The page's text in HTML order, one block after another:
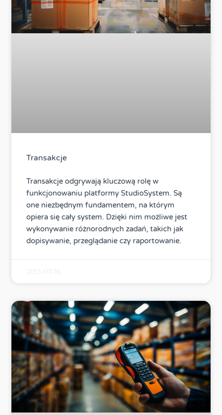
Transakcje
Transakcje odgrywają kluczową rolę w
funkcjonowaniu platformy StudioSystem. Są
one niezbędnym fundamentem, na którym
opiera się cały system. Dzięki nim możliwe jest
wykonywanie różnorodnych zadań, takich jak
dopisywanie, przeglądanie czy raportowanie.